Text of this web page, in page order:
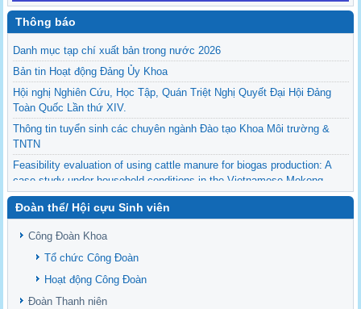
Thông báo
Danh mục tạp chí xuất bản trong nước 2026
Bản tin Hoạt động Đảng Ủy Khoa
Hội nghị Nghiên Cứu, Học Tập, Quán Triệt Nghị Quyết Đại Hội Đảng
Toàn Quốc Lần thứ XIV.
Thông tin tuyển sinh các chuyên ngành Đào tạo Khoa Môi trường &
TNTN
Feasibility evaluation of using cattle manure for biogas production: A
case study under household conditions in the Vietnamese Mekong
Delta
Sediment properties in flood-based farming systems in the Vietnamese
upstream Mekong Delta
Danh mục tạp chí xuất bản Quốc Tế 2026
Danh Mục các Đề Tài NCKH cấp Tỉnh năm 2024
Văn bản - Quy định
Đoàn thể/ Hội cựu Sinh viên
Công Đoàn Khoa
Tổ chức Công Đoàn
Hoạt động Công Đoàn
Đoàn Thanh niên